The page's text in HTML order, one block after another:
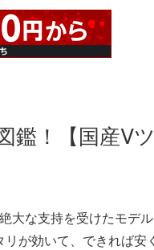
鑑！【国産V
大な支持を受けたモデ
が効いて、できれば